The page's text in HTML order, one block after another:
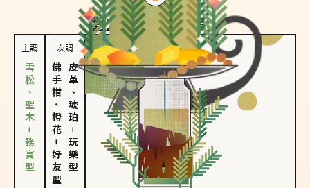
對方 的主調蠟燭是...
主調
雪松、聖木－務實型
次調
佛手柑、橙花
－
好友型
皮革、琥珀
－
玩樂型